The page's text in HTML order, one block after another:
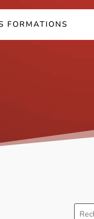
FORMATIONS